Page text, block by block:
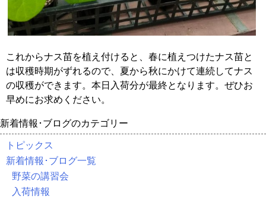
これからナス苗を植え付けると、春に植えつけたナス苗と
は収穫時期がずれるので、夏から秋にかけて連続してナス
の収穫ができます。本日入荷分が最終となります。ぜひお
早めにお求めください。
新着情報･ブログのカテゴリー
トピックス
新着情報･ブログ一覧
野菜の講習会
入荷情報